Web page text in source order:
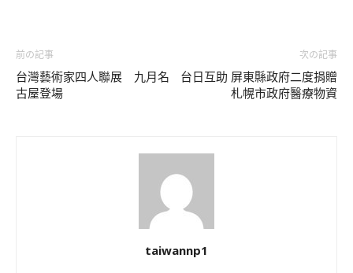
前の記事
台灣藝術家四人聯展 九月名
古屋登場
次の記事
台日互助 屏東縣政府二度捐贈
札幌市政府醫療物資
taiwannp1